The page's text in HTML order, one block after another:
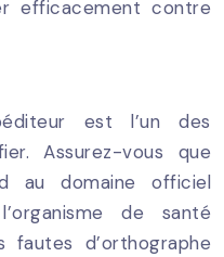
efficacement contre
est l’un des
Assurez-vous que
au domaine officiel
de santé
fautes d’orthographe